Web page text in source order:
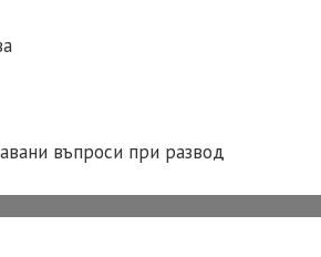
въпроси при развод